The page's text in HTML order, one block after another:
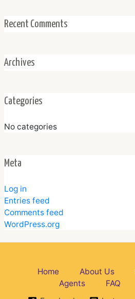
Recent Comments
Archives
Categories
No categories
Meta
Log in
Entries feed
Comments feed
WordPress.org
Home About Us
Agents
FAQ